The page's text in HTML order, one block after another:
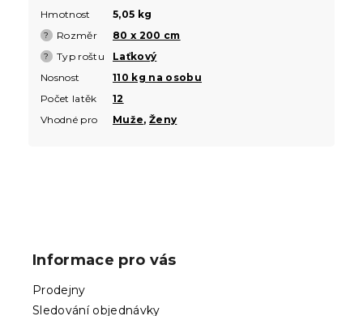
Hmotnost
5,05 kg
? Rozměr 80 x 200 cm
? Typ roštu
Laťkový
Nosnost
110 kg na osobu
Počet latěk
12
Vhodné pro
Muže,Ženy
Informace pro vás
Prodejny
Sledování objednávky